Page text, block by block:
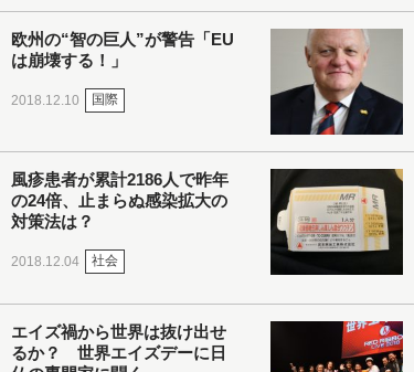
欧州の“智の巨人”が警告「EU
は崩壊する！」
2018.12.10 国際
風疹患者が累計2186人で昨年
の24倍、止まらぬ感染拡大の
対策法は？
2018.12.04 社会
エイズ禍から世界は抜け出せ
るか？ 世界エイズデーに日